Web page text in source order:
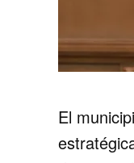
El